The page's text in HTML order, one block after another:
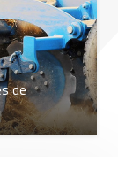
grandes
K300N
ne
un outil
de